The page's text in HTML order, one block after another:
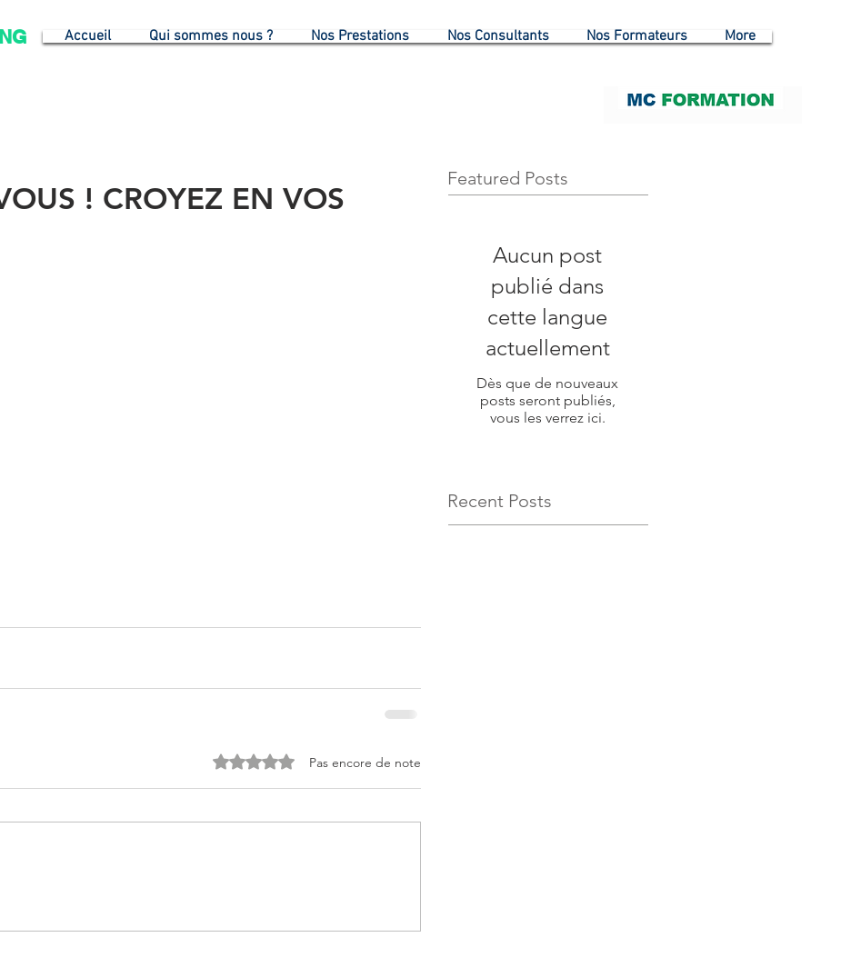
Accueil Qui sommes nous ? Nos Prestations Nos Consultants Nos Formateurs More
! CROYEZ EN VOS
Noté 0 étoile sur 5.Pas encore de note
Featured Posts
Aucun post
publié dans
cette langue
actuellement
Dès que de nouveaux
posts seront publiés,
vous les verrez ici.
Recent Posts